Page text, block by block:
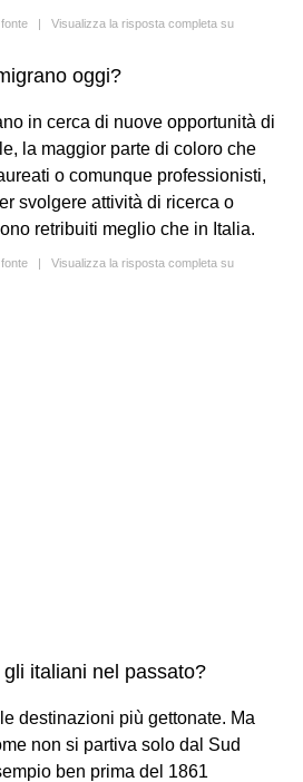
| Visualizza la risposta completa su
oggi?
in cerca di nuove opportunità di
la maggior parte di coloro che
o comunque professionisti,
svolgere attività di ricerca o
retribuiti meglio che in Italia.
| Visualizza la risposta completa su
italiani nel passato?
destinazioni più gettonate. Ma
non si partiva solo dal Sud
ben prima del 1861